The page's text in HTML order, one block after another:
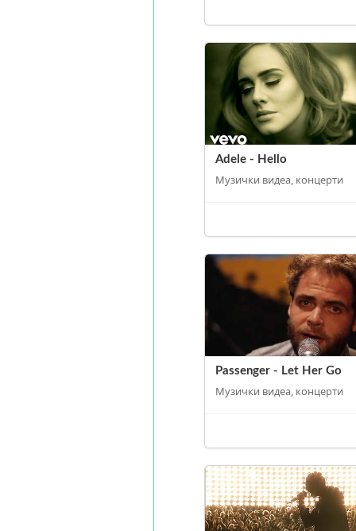
Adele - Hello
Музички видеа, концерти
Passenger - Let Her Go
Музички видеа, концерти